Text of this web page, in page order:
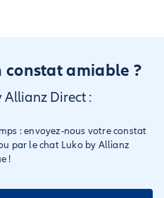
constat amiable ?
Allianz Direct :
: envoyez-nous votre constat
par le chat Luko by Allianz
!